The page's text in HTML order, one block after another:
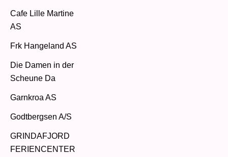
Cafe Lille Martine
AS
Frk Hangeland AS
Die Damen in der
Scheune Da
Garnkroa AS
Godtbergsen A/S
GRINDAFJORD
FERIENCENTER